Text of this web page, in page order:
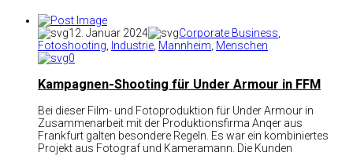
12. Januar 2024 Corporate Business
Fotoshooting Industrie Mannheim Menschen
0
Kampagnen-Shooting für Under Armour in FFM
Bei dieser Film- und Fotoproduktion für Under Armour in
Zusammenarbeit mit der Produktionsfirma Anqer aus
Frankfurt galten besondere Regeln. Es war ein kombiniertes
Projekt aus Fotograf und Kameramann. Die Kunden